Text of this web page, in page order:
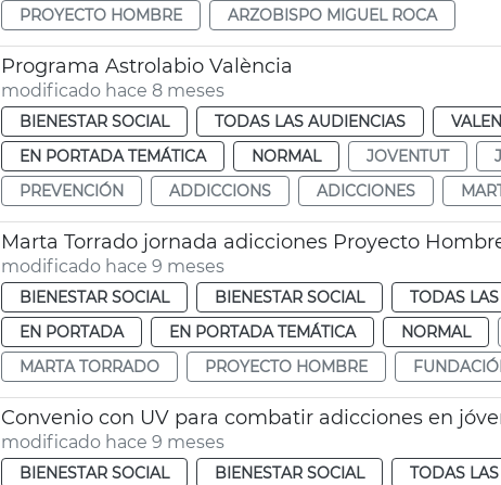
PROYECTO HOMBRE
ARZOBISPO MIGUEL ROCA
Programa Astrolabio València
modificado hace 8 meses
BIENESTAR SOCIAL TODAS LAS AUDIENCIAS
EN PORTADA TEMÁTICA
NORMAL JOVENTUT
PREVENCIÓN
ADDICCIONS ADICCIONES
Marta Torrado jornada adicciones Proyecto
modificado hace 9 meses
BIENESTAR SOCIAL BIENESTAR SOCIAL TODAS
EN PORTADA
EN PORTADA TEMÁTICA NORMAL
MARTA TORRADO
PROYECTO HOMBRE
Convenio con UV para combatir adicciones en
modificado hace 9 meses
BIENESTAR SOCIAL BIENESTAR SOCIAL TODAS